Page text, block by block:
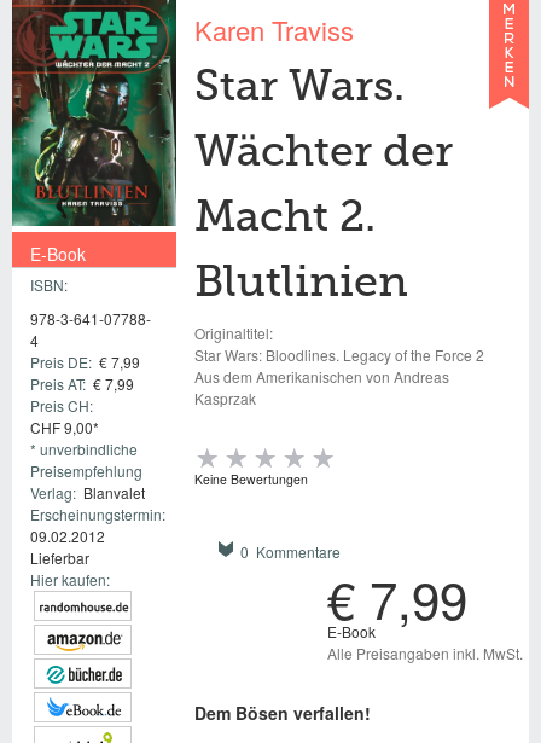
E-Book
ISBN:
978-3-641-07788-
4
Preis DE: € 7,99
Preis AT: € 7,99
Preis CH:
CHF 9,00*
* unverbindliche
Preisempfehlung
Verlag: Blanvalet
Erscheinungstermin:
09.02.2012
Lieferbar
Hier kaufen:
Karen Traviss
Star Wars.
Wächter der
Macht 2.
Blutlinien
Originaltitel:
Star Wars: Bloodlines. Legacy of the Force 2
Aus dem Amerikanischen von Andreas
Kasprzak
Keine Bewertungen
0 Kommentare
€ 7,99
E-Book
Alle Preisangaben inkl. MwSt.
Dem Bösen verfallen!